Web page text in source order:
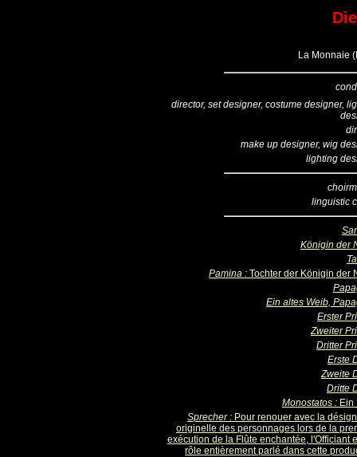
La Monnaie
director, set designer, costume designer,
make up designer, wig
lighting
linguistic
Königin der
Pamina : Tochter der Königin der
Ein altes Weib,
Erster
Zweiter
Dritter
Erste
Zweite
Dritte
Monostatos : Ein
Sprecher : Pour renouer avec la
originelle des personnages lors de la
exécution de la Flûte enchantée, l'Officiant
rôle entièrement parlé dans cette